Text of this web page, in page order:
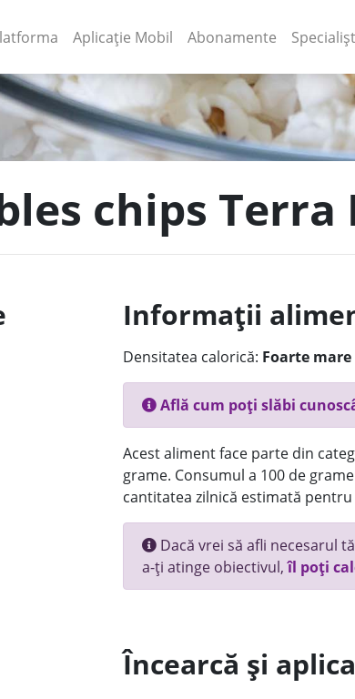
(current)
Aplicație Mobil (current)
Abonamente
chips Terra
Informații
Densitatea calorică: Foarte mare
Află cum poți slăbi
Acest aliment face parte din
grame. Consumul a 100 de
cantitatea zilnică estimată pentru
Dacă vrei să afli necesarul
a-ți atinge obiectivul,îl poți
Încearcă și